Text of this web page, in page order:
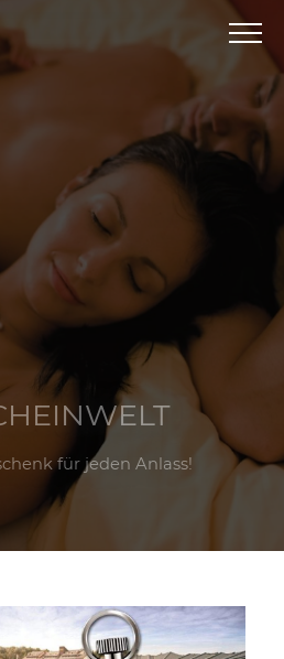
für jeden Anlass!